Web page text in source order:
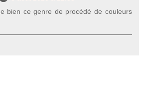
bien ce genre de procédé de couleurs